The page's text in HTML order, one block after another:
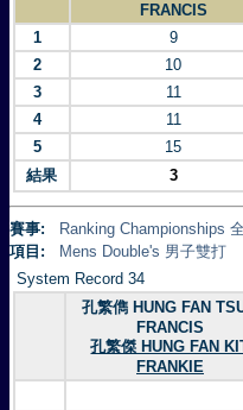
FRANCIS
1
9
2
10
3
11
4
11
5
15
結果
3
賽事:
Ranking Championships
項目:
Mens Double's 男子雙打
System Record 34
孔繁儁 HUNG FAN
FRANCIS
孔繁傑 HUNG FAN
FRANKIE